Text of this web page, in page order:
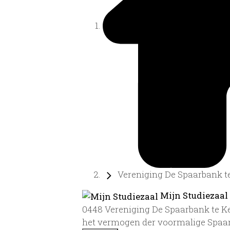
Vereniging De Spaarbank
Mijn
0448 Vereniging De Spaarbank te
het vermogen der voormalige